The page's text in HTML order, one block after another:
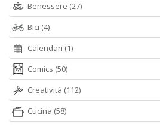
Benessere (27)
Bici (4)
Calendari (1)
Comics (50)
Creatività (112)
Cucina (58)